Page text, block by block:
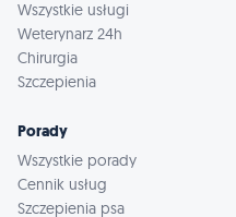
Wszystkie usługi
Weterynarz 24h
Chirurgia
Szczepienia
Porady
Wszystkie porady
Cennik usług
Szczepienia psa